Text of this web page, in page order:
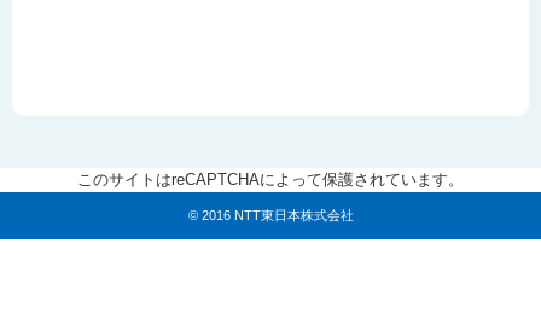
このサイトはreCAPTCHAによって保護されています。
© 2016 NTT東日本株式会社